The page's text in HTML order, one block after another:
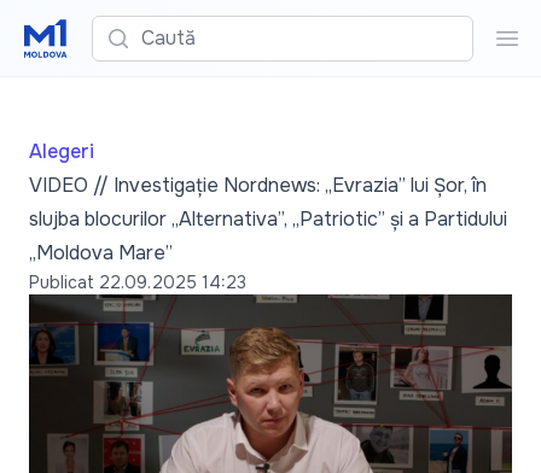
Caută
Alegeri
VIDEO // Investigație Nordnews: „Evrazia” lui Șor, în
slujba blocurilor „Alternativa”, „Patriotic” și a Partidului
„Moldova Mare”
Publicat 22.09.2025 14:23